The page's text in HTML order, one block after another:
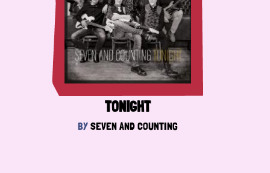
TONIGHT
BYSEVEN AND COUNTING